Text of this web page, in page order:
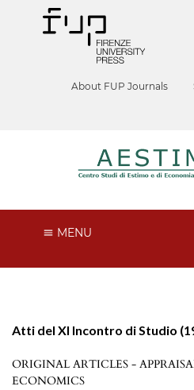
About FUP Journals
MENU
Atti del XI Incontro di Studio
ORIGINAL ARTICLES -
ECONOMICS